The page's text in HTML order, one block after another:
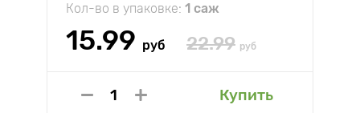
Кол-во в упаковке: 1 саж
15.99 руб 22.99 руб
Купить